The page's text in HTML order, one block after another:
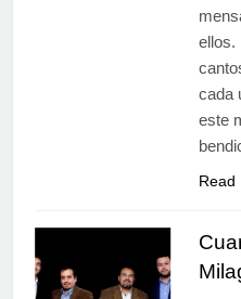
ellos.
cada
este
Read